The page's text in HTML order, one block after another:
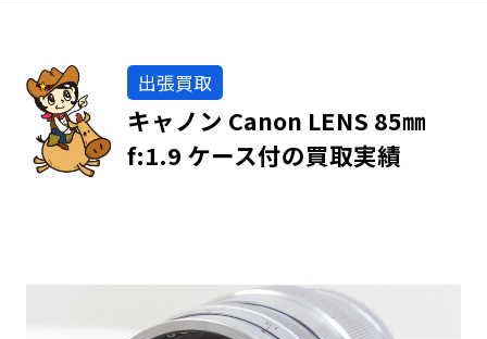
出張買取
キャノン Canon LENS 85㎜
f:1.9 ケース付の買取実績